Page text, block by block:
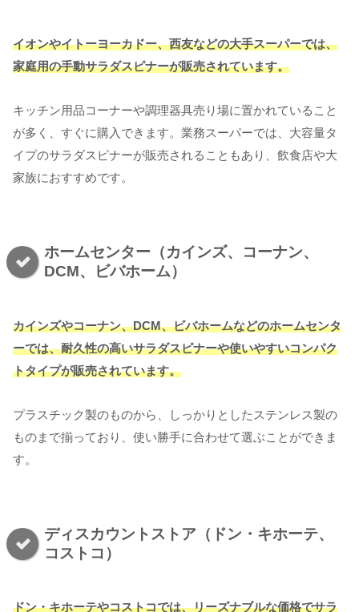
イオンやイトーヨーカドー、西友などの大手スーパーでは、
家庭用の手動サラダスピナーが販売されています。
キッチン用品コーナーや調理器具売り場に置かれていること
が多く、すぐに購入できます。業務スーパーでは、大容量タ
イプのサラダスピナーが販売されることもあり、飲食店や大
家族におすすめです。
ホームセンター（カインズ、コーナン、
DCM、ビバホーム）
カインズやコーナン、DCM、ビバホームなどのホームセンタ
ーでは、耐久性の高いサラダスピナーや使いやすいコンパク
トタイプが販売されています。
プラスチック製のものから、しっかりとしたステンレス製の
ものまで揃っており、使い勝手に合わせて選ぶことができま
す。
ディスカウントストア（ドン・キホーテ、
コストコ）
ドン・キホーテやコストコでは、リーズナブルな価格でサラ